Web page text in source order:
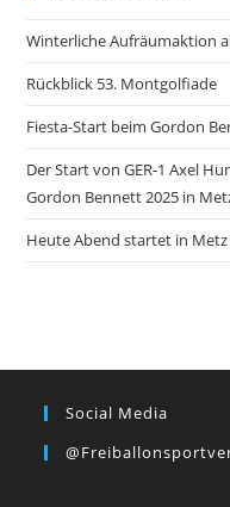
Winterliche Aufräumaktion
Rückblick 53. Montgolfiade
Fiesta-Start beim Gordon
Der Start von GER-1 Axel
Gordon Bennett 2025 in
Heute Abend startet in
Social Media